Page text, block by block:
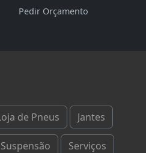
Pedir Orçamento
de Pneus Jantes
Suspensão Serviços